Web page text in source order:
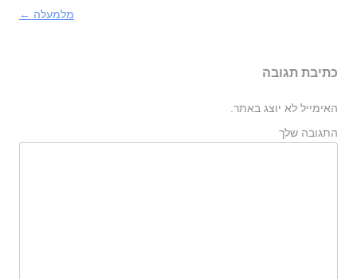
מלמעלה ←
כתיבת תגובה
האימייל לא יוצג באתר.
התגובה שלך